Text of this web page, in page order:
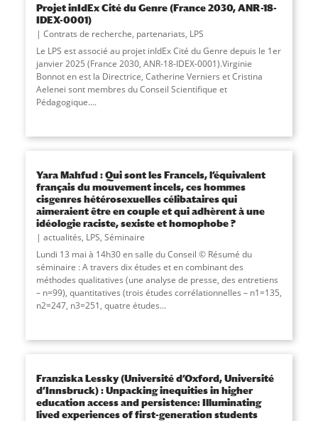
Projet inIdEx Cité du Genre (France 2030, ANR-18-
IDEX-0001)
Contrats de recherche, partenariats, LPS
Le LPS est associé au projet inIdEx Cité du Genre depuis le 1er
janvier 2025 (France 2030, ANR-18-IDEX-0001).Virginie
Bonnot en est la Directrice, Catherine Verniers et Cristina
Aelenei sont membres du Conseil Scientifique et
Pédagogique....
Yara Mahfud : Qui sont les Francels, l’équivalent
français du mouvement incels, ces hommes
cisgenres hétérosexuelles célibataires qui
aimeraient être en couple et qui adhèrent à une
idéologie raciste, sexiste et homophobe ?
actualités, LPS, Séminaire
Lundi 13 mai à 14h30 en salle du Conseil © Résumé du
séminaire : A travers dix études et en combinant des
méthodes qualitatives (une analyse de presse, des entretiens
– n=99), quantitatives (trois études corrélationnelles – n1=135,
n2=247, n3=251, quatre études...
Franziska Lessky (Université d’Oxford, Université
d’Innsbruck) : Unpacking inequities in higher
education access and persistence: Illuminating
lived experiences of first-generation students